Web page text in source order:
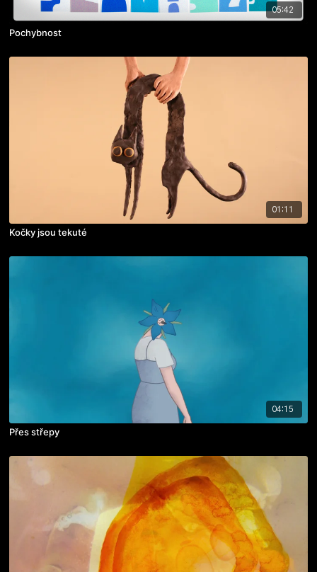
05:42
Pochybnost
01:11
Kočky jsou tekuté
04:15
Přes střepy